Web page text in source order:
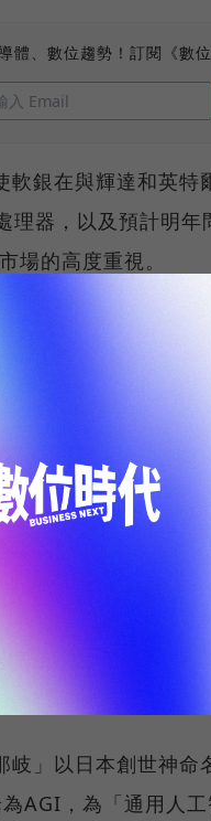
體、數位趨勢！訂閱《數
銀在與輝達和英特
器，以及預計明
的高度重視。
1000億美元AI
（Masayoshi Son
輝達的領導地位。
有電廠等基礎建設
伊邪那岐計劃」擬
軟Azure及Meta展開
金，並向Google及
，涉及硬體、軟體
度。
岐」以日本創世神
AGI，為「通用人